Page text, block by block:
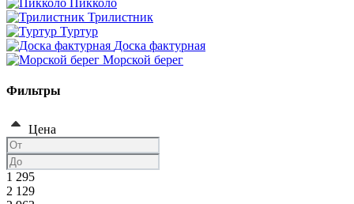
Трилистник
Туртур
Доска фактурная
Морской берег
Фильтры
Цена
1 295
2 129